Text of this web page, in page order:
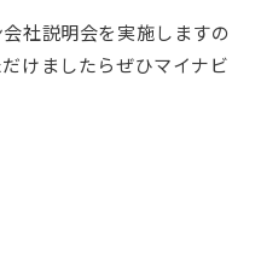
社説明会を実施しますの
けましたらぜひマイナビ